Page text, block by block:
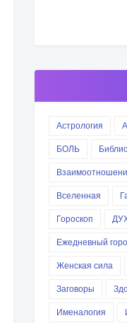
Астрология
БОЛЬ
Вселенная
Гороскоп
Ежедневный
Женская сила
Заговоры
Именалогия